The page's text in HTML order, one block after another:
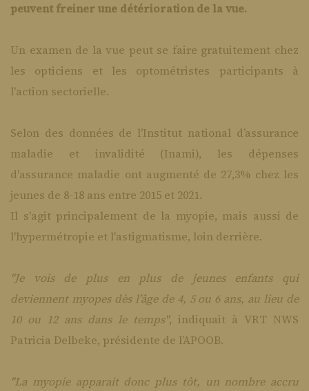
peuvent freiner une détérioration de la vue.
Un examen de la vue peut se faire gratuitement chez
les opticiens et les optométristes participants à
l'action sectorielle.
Selon des données de l'Institut national d’assurance
maladie et invalidité (Inami), les dépenses
d'assurance maladie ont augmenté de 27,3% chez les
jeunes de 8-18 ans entre 2015 et 2021.
Il s'agit principalement de la myopie, mais aussi de
l'hypermétropie et l'astigmatisme, loin derrière.
"Je vois de plus en plus de jeunes enfants qui
deviennent myopes dès l’âge de 4, 5 ou 6 ans, au lieu de
10 ou 12 ans dans le temps", indiquait à VRT NWS
Patricia Delbeke, présidente de l’APOOB.
"La myopie apparait donc plus tôt, un nombre accru